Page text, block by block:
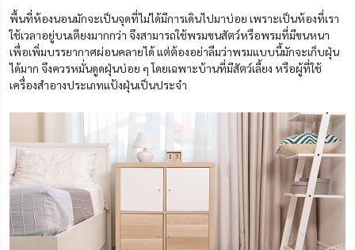
พื้นที่ห้องนอนมักจะเป็นจุดที่ไม่ได้มีการเดินไปมาบ่อย เพราะเป็นห้องที่เรา
ใช้เวลาอยู่บนเตียงมากกว่า จึงสามารถใช้พรมขนสัตว์หรือพรมที่มีขนหนา
เพื่อเพิ่มบรรยากาศผ่อนคลายได้ แต่ต้องอย่าลืมว่าพรมแบบนี้มักจะเก็บฝุ่น
ได้มาก จึงควรหมั่นดูดฝุ่นบ่อย ๆโดยเฉพาะบ้านที่มีสัตว์เลี้ยง หรือผู้ที่ใช้
เครื่องสำอางประเภทแป้งฝุ่นเป็นประจำ